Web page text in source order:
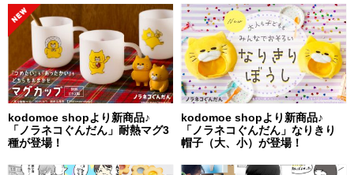
kodomoe shopより新商品♪
「ノラネコぐんだん」耐熱マグ3
種が登場！
kodomoe shopより新商品♪
「ノラネコぐんだん」なりきり
帽子（大、小）が登場！